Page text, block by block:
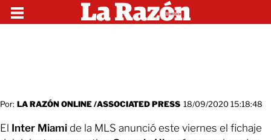
Por: LA RAZÓN ONLINE /ASSOCIATED PRESS 18/09/2020 15:18:48
El Inter Miami de la MLS anunció este viernes el fichaje